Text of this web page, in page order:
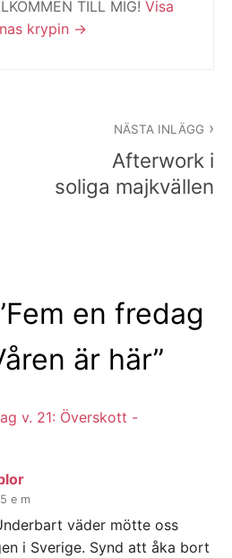
TILL MIG! Visa
krypin
NÄSTA INLÄGG
Afterwork i
soliga majkvällen
Fem en fredag
är här”
v. 21: Överskott -
e m
väder mötte oss
i Sverige. Synd att åka bort